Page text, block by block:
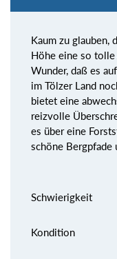
Kaum zu glauben,
Höhe eine so
Wunder, daß es
im Tölzer Land
bietet eine
reizvolle
es über eine
schöne Bergpfade
Schwierigkeit
Kondition